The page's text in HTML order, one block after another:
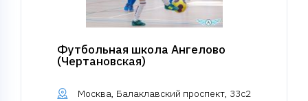
Футбольная школа Ангелово
(Чертановская)
Москва, Балаклавский проспект, 33с2